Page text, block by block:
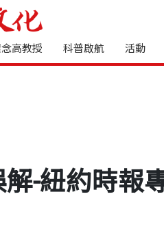
高教授 科普啟航 活動
-紐約時報